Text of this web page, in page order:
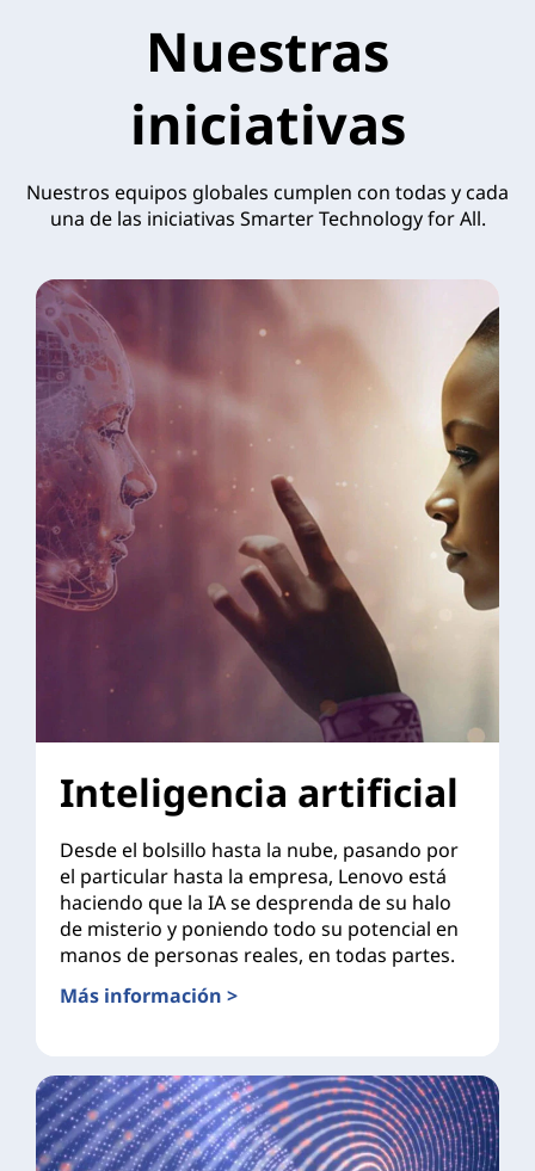
Nuestras
iniciativas
Nuestros equipos globales cumplen con todas y cada
una de las iniciativas Smarter Technology for All.
Inteligencia artificial
Desde el bolsillo hasta la nube, pasando por
el particular hasta la empresa, Lenovo está
haciendo que la IA se desprenda de su halo
de misterio y poniendo todo su potencial en
manos de personas reales, en todas partes.
Más información >